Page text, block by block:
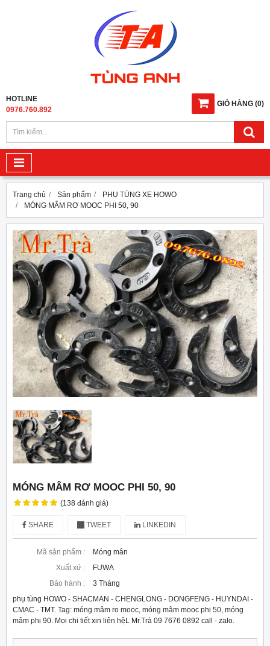
GIỎ HÀNG (0)
HOTLINE
0976.760.892
Trang chủ Sản phẩm
PHỤ TÙNG XE HOWO
MÓNG MÂM RƠ MOOC PHI 50, 90
MÓNG MÂM RƠ MOOC PHI 50, 90
(138 đánh giá)
SHARE TWEET LINKEDIN
Mã sản phẩm :
Móng mân
Xuất xứ :
FUWA
Bảo hành :
3 Tháng
phụ tùng HOWO - SHACMAN - CHENGLONG - DONGFENG - HUYNDAI -
CMAC - TMT. Tag: móng mâm ro mooc, móng mâm mooc phi 50, móng
mâm phi 90. Mọi chi tiết xin liên hệL Mr.Trà 09 7676 0892 call - zalo.